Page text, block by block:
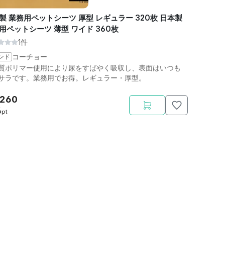
業務用ペットシーツ 厚型 レギュラー 320枚 日本製
ペットシーツ 薄型 ワイド 360枚
1件
ド コーチョー
ポリマー使用により尿をすばやく吸収し、表面はいつも
ラです。業務用でお得。レギュラー・厚型。
pt